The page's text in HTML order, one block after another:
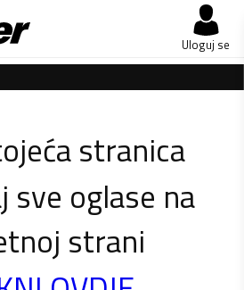
Uloguj se
stranica
sve oglase na
strani